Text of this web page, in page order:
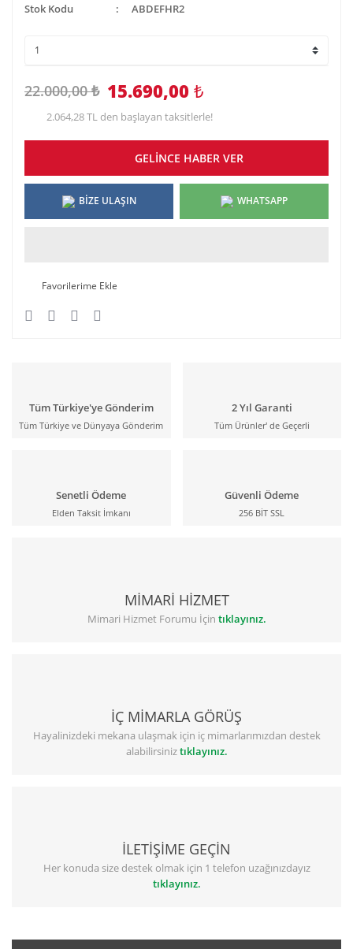
Stok Kodu ABDEFHR2
22.000,00 ₺ 15.690,00 ₺
2.064,28 TL den başlayan taksitlerle!
GELİNCE HABER VER
BİZE ULAŞIN WHATSAPP
Tüm Türkiye'ye Gönderim
Tüm Türkiye ve Dünyaya Gönderim
2 Yıl Garanti
Tüm Ürünler' de Geçerli
Senetli Ödeme
Elden Taksit İmkanı
Güvenli Ödeme
256 BİT SSL
MİMARİ HİZMET
Mimari Hizmet Forumu İçin tıklayınız.
İÇ MİMARLA GÖRÜŞ
Hayalinizdeki mekana ulaşmak için iç mimarlarımızdan destek
alabilirsiniztıklayınız.
İLETİŞİME GEÇİN
Her konuda size destek olmak için 1 telefon uzağınızdayız
tıklayınız.